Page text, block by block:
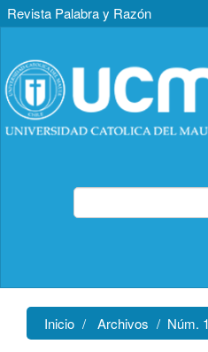
Revista Palabra y Razón
Contenido
principal
Barra
lateral
Inicio Archivos Núm.